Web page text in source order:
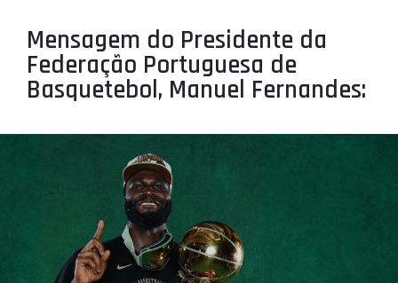
Mensagem do Presidente da
Federação Portuguesa de
Basquetebol, Manuel Fernandes: